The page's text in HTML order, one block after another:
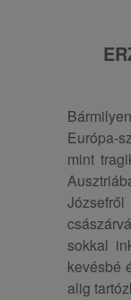
Európa-
mint
sokkal
kevésbé
alig